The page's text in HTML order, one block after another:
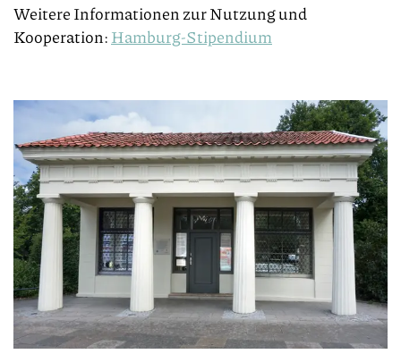
Weitere Informationen zur Nutzung und
Kooperation:Hamburg-Stipendium